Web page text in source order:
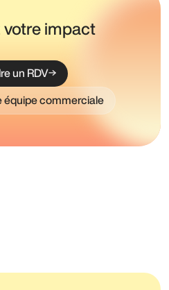
votre impact
un RDV
équipe commerciale